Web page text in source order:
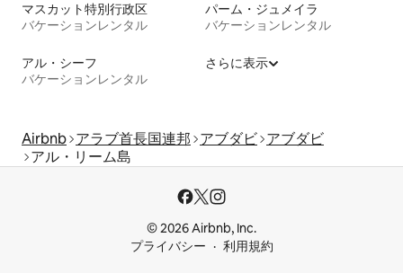
マスカット特別行政区
バケーションレンタル
パーム・ジュメイラ
バケーションレンタル
アル・シーフ
バケーションレンタル
さらに表示
Airbnb アラブ首長国連邦 アブダビ アブダビ
アル・リーム島
© 2026 Airbnb, Inc.
プライバシー
利用規約